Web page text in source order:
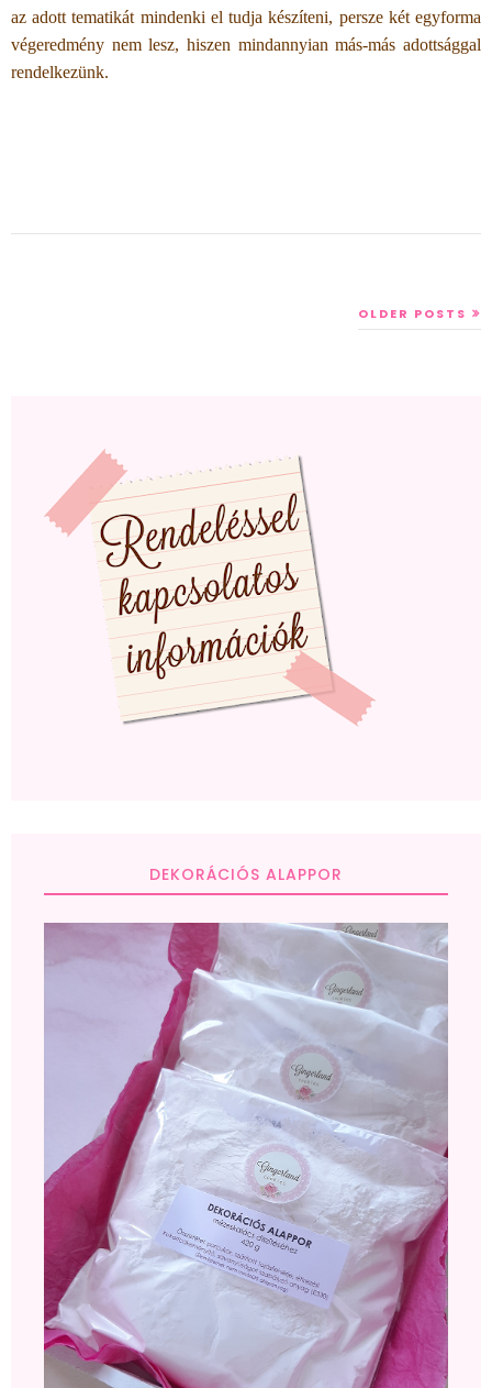
az adott tematikát mindenki el tudja készíteni, persze két egyforma
végeredmény nem lesz, hiszen mindannyian más-más adottsággal
rendelkezünk.
OLDER POSTS
DEKORÁCIÓS ALAPPOR